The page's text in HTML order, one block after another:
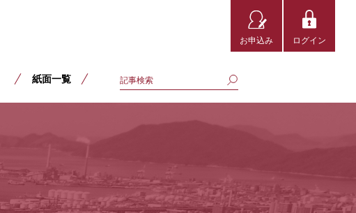
お申込み ログイン
紙面一覧